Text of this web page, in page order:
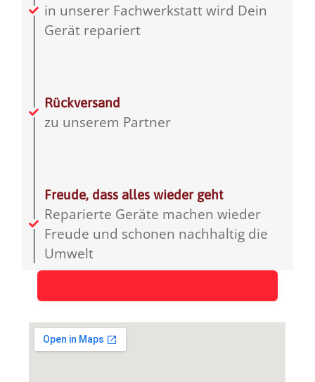
in unserer Fachwerkstatt wird Dein
Gerät repariert
Rückversand
zu unserem Partner
Freude, dass alles wieder geht
Reparierte Geräte machen wieder
Freude und schonen nachhaltig die
Umwelt